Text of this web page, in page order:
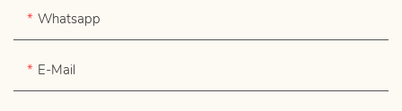
Whatsapp
E-Mail